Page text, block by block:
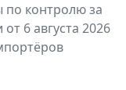
контролю за
6 августа 2026